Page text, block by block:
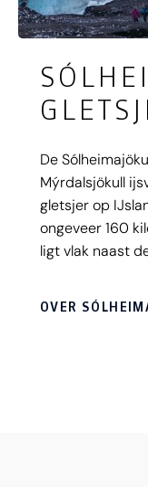
De
Mýrdalsjökull
gletsjer op
ongeveer 160
ligt vlak naast
gletsjer, de
geliefde
OVER